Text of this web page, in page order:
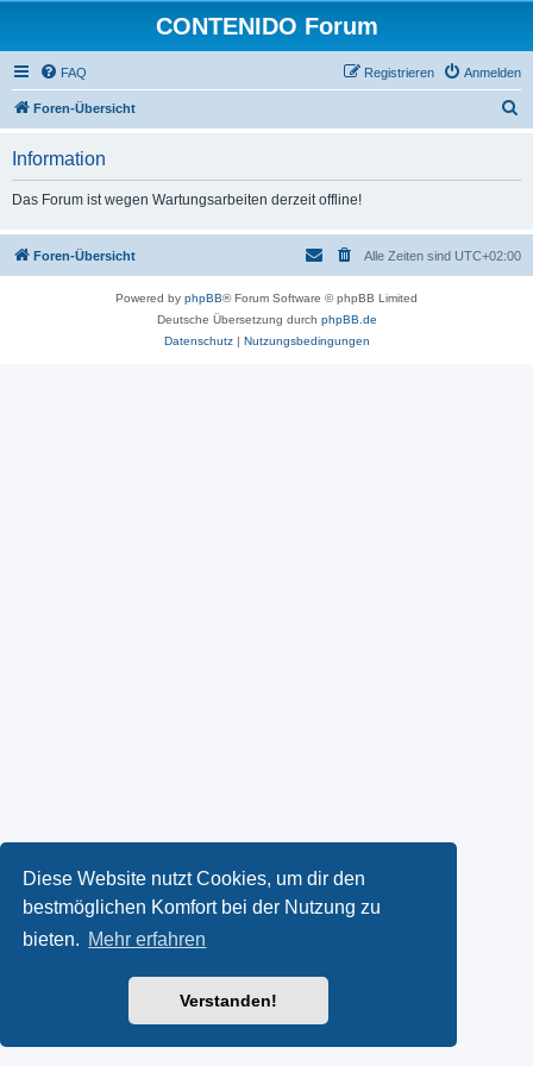
Diese Website nutzt Cookies, um dir den
bestmöglichen Komfort bei der Nutzung zu
bieten. Mehr erfahren
Verstanden!
CONTENIDO Forum
FAQ Anmelden
Registrieren
Foren-Übersicht
Information
Das Forum ist wegen Wartungsarbeiten derzeit offline!
Foren-Übersicht Alle Zeiten sind UTC+02:00
Powered by phpBB® Forum Software © phpBB Limited
Deutsche Übersetzung durch phpBB.de
Datenschutz| Nutzungsbedingungen